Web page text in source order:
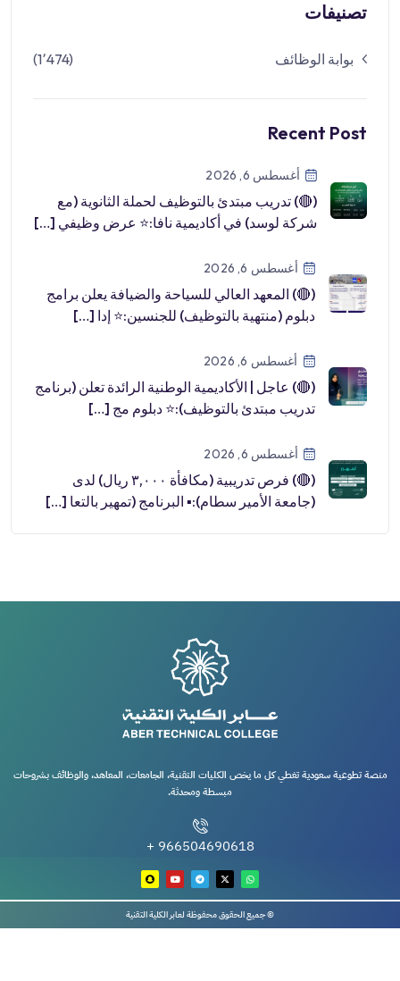
تصنيفات
بوابة الوظائف (1٬474)
Recent Post
أغسطس 6, 2026
(🔴) تدريب مبتدئ بالتوظيف لحملة الثانوية (مع
شركة لوسد) في أكاديمية نافا:⭐️ عرض وظيفي […]
أغسطس 6, 2026
(🔴) المعهد العالي للسياحة والضيافة يعلن برامج
دبلوم (منتهية بالتوظيف) للجنسين:⭐️ إدا […]
أغسطس 6, 2026
(🔴) عاجل | الأكاديمية الوطنية الرائدة تعلن (برنامج
تدريب مبتدئ بالتوظيف):⭐️ دبلوم مج […]
أغسطس 6, 2026
(🔴) فرص تدريبية (مكافأة ٣,٠٠٠ ريال) لدى
(جامعة الأمير سطام):▪️ البرنامج (تمهير بالتعا […]
منصة تطوعية سعودية تغطي كل ما يخص الكليات التقنية، الجامعات، المعاهد، والوظائف بشروحات
مبسطة ومحدثة.
966504690618 +
© جميع الحقوق محفوظة لعابر الكلية التقنية